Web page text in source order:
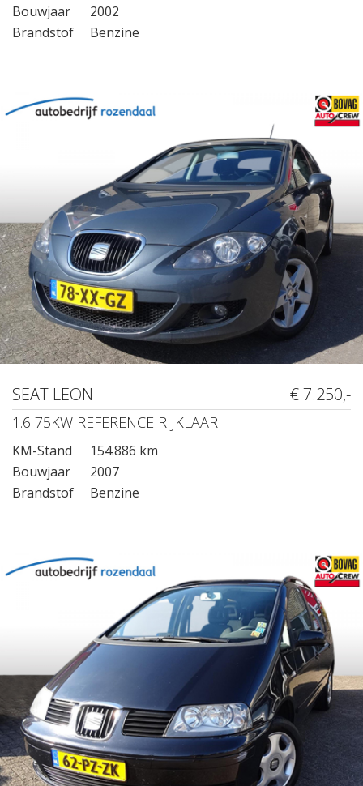
Bouwjaar
2002
Brandstof
Benzine
SEAT LEON € 7.250,-
1.6 75KW REFERENCE RIJKLAAR
KM-Stand
154.886 km
Bouwjaar
2007
Brandstof
Benzine